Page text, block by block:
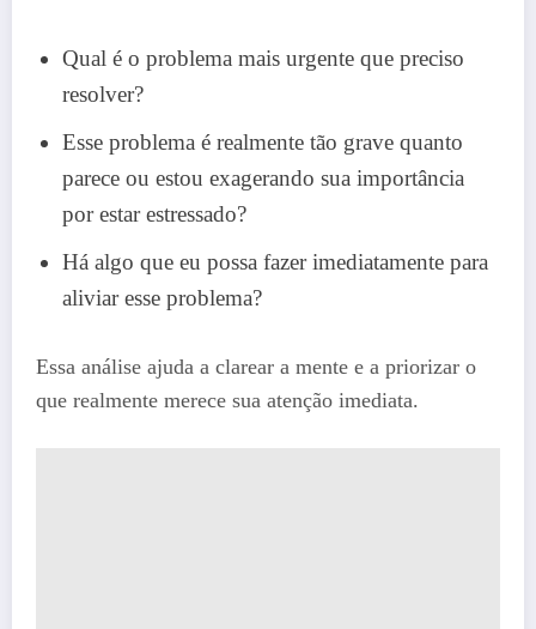
Qual é o problema mais urgente que preciso
resolver?
Esse problema é realmente tão grave quanto
parece ou estou exagerando sua importância
por estar estressado?
Há algo que eu possa fazer imediatamente para
aliviar esse problema?
Essa análise ajuda a clarear a mente e a priorizar o
que realmente merece sua atenção imediata.